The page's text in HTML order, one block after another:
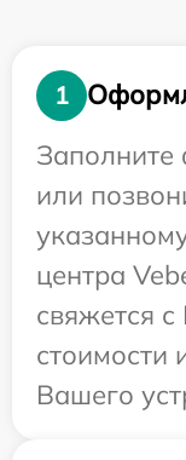
1
Заполните
или
центра
свяжется
стоимости
Вашего